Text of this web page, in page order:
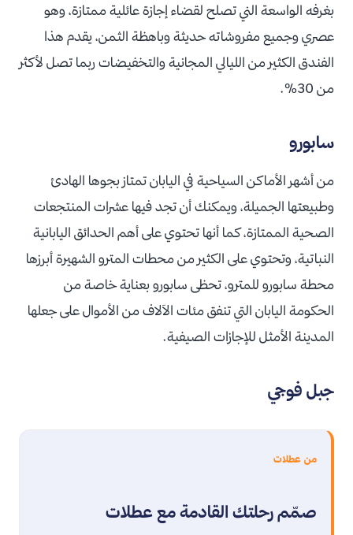
بغرفه الواسعة الني تصلح لقضاء إجازة عائلية ممتازة، وهو
عصري وجميع مفروشاته حديثة وباهظة الثمن، يقدم هذا
الفندق الكثير من الليالي المجانية والتخفيضات ربما تصل لأكثر
من 30%.
سابورو
من أشهر الأماكن السياحية في اليابان تمتاز بجوها الهادئ
وطبيعتها الجميلة، ويمكنك أن تجد فيها عشرات المنتجعات
الصحية الممتازة، كما أنها تحتوي على أهم الحدائق اليابانية
النباتية، وتحتوي على الكثير من محطات المترو الشهيرة أبرزها
محطة سابورو للمترو، تحظى سابورو بعناية خاصة من
الحكومة اليابان التي تنفق مئات الآلاف من الأموال على جعلها
المدينة الأمثل للإجازات الصيفية.
جبل فوجي
من عطلات
صمّم رحلتك القادمة مع عطلات